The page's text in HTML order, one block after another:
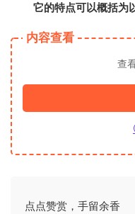
它的特点可以概括为
内容查看
查
点点赞赏，手留余香